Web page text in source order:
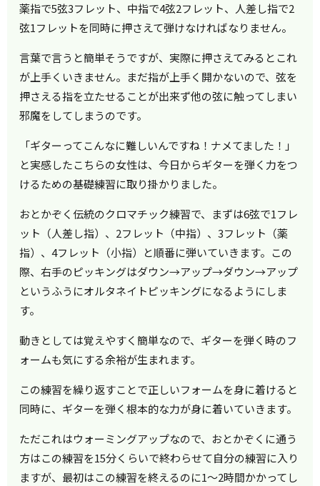
薬指で5弦3フレット、中指で4弦2フレット、人差し指で2
弦1フレットを同時に押さえて弾けなければなりません。
言葉で言うと簡単そうですが、実際に押さえてみるとこれ
が上手くいきません。まだ指が上手く開かないので、弦を
押さえる指を立たせることが出来ず他の弦に触ってしまい
邪魔をしてしまうのです。
「ギターってこんなに難しいんですね！ナメてました！」
と実感したこちらの女性は、今日からギターを弾く力をつ
けるための基礎練習に取り掛かりました。
おとかぞく伝統のクロマチック練習で、まずは6弦で1フレ
ット（人差し指）、2フレット（中指）、3フレット（薬
指）、4フレット（小指）と順番に弾いていきます。この
際、右手のピッキングはダウン→アップ→ダウン→アップ
というふうにオルタネイトピッキングになるようにしま
す。
動きとしては覚えやすく簡単なので、ギターを弾く時のフ
ォームも気にする余裕が生まれます。
この練習を繰り返すことで正しいフォームを身に着けると
同時に、ギターを弾く根本的な力が身に着いていきます。
ただこれはウォーミングアップなので、おとかぞくに通う
方はこの練習を15分くらいで終わらせて自分の練習に入り
ますが、最初はこの練習を終えるのに1～2時間かかってし